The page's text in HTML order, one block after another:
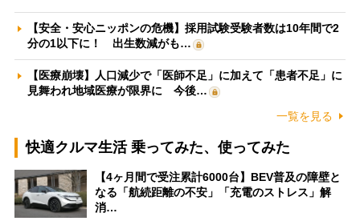
【安全・安心ニッポンの危機】採用試験受験者数は10年間で2
分の1以下に！ 出生数減がも…
【医療崩壊】人口減少で「医師不足」に加えて「患者不足」に
見舞われ地域医療が限界に 今後…
一覧を見る
快適クルマ生活 乗ってみた、使ってみた
【4ヶ月間で受注累計6000台】BEV普及の障壁と
なる「航続距離の不安」「充電のストレス」解
消…